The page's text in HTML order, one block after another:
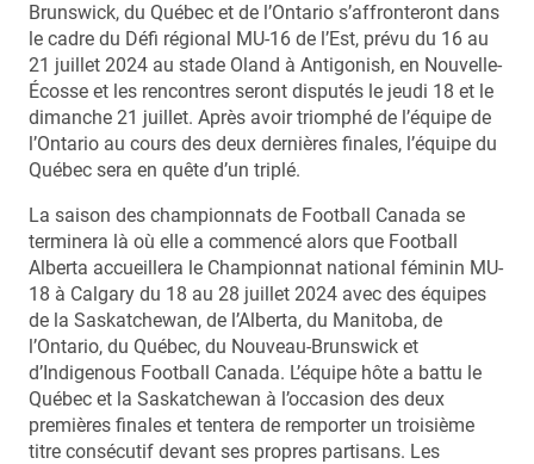
Brunswick, du Québec et de l’Ontario s’affronteront dans
le cadre du Défi régional MU-16 de l’Est, prévu du 16 au
21 juillet 2024 au stade Oland à Antigonish, en Nouvelle-
Écosse et les rencontres seront disputés le jeudi 18 et le
dimanche 21 juillet. Après avoir triomphé de l’équipe de
l’Ontario au cours des deux dernières finales, l’équipe du
Québec sera en quête d’un triplé.
La saison des championnats de Football Canada se
terminera là où elle a commencé alors que Football
Alberta accueillera le Championnat national féminin MU-
18 à Calgary du 18 au 28 juillet 2024 avec des équipes
de la Saskatchewan, de l’Alberta, du Manitoba, de
l’Ontario, du Québec, du Nouveau-Brunswick et
d’Indigenous Football Canada. L’équipe hôte a battu le
Québec et la Saskatchewan à l’occasion des deux
premières finales et tentera de remporter un troisième
titre consécutif devant ses propres partisans. Les